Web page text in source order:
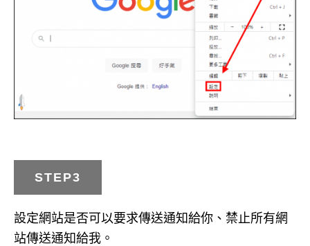
STEP3
設定網站是否可以要求傳送通知給你、禁止所有網
站傳送通知給我。